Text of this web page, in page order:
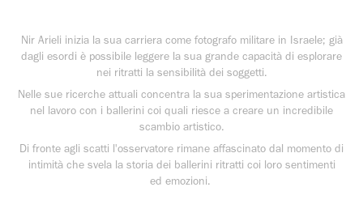
Nir Arieli inizia la sua carriera come fotografo militare in Israele; già
dagli esordi è possibile leggere la sua grande capacità di esplorare
nei ritratti la sensibilità dei soggetti.
Nelle sue ricerche attuali concentra la sua sperimentazione artistica
nel lavoro con i ballerini coi quali riesce a creare un incredibile
scambio artistico.
Di fronte agli scatti l'osservatore rimane affascinato dal momento di
intimità che svela la storia dei ballerini ritratti coi loro sentimenti
ed emozioni.